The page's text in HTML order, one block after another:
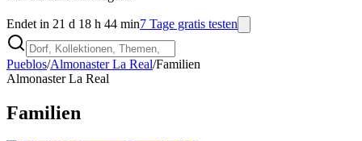
Endet in 21 d 18 h 44 min7 Tage gratis testen
Pueblos/Almonaster La Real/Familien
Almonaster La Real
Familien